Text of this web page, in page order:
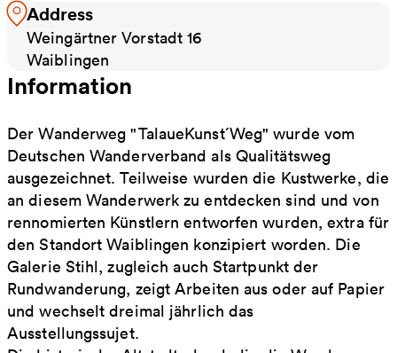
Address
Weingärtner Vorstadt 16
Waiblingen
Information
Der Wanderweg "TalaueKunst´Weg" wurde vom
Deutschen Wanderverband als Qualitätsweg
ausgezeichnet. Teilweise wurden die Kustwerke, die
an diesem Wanderwerk zu entdecken sind und von
rennomierten Künstlern entworfen wurden, extra für
den Standort Waiblingen konzipiert worden. Die
Galerie Stihl, zugleich auch Startpunkt der
Rundwanderung, zeigt Arbeiten aus oder auf Papier
und wechselt dreimal jährlich das
Ausstellungssujet.